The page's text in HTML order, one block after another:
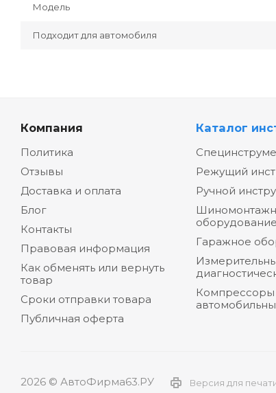
Модель
Подходит для автомобиля
Компания
Политика
Отзывы
Доставка и оплата
Блог
Контакты
Правовая информация
Как обменять или вернуть
товар
Сроки отправки товара
Публичная оферта
Каталог
Режущий
Ручной
оборудование
Гаражное
Компрессоры
2026 © АвтоФирма63.РУ Версия для